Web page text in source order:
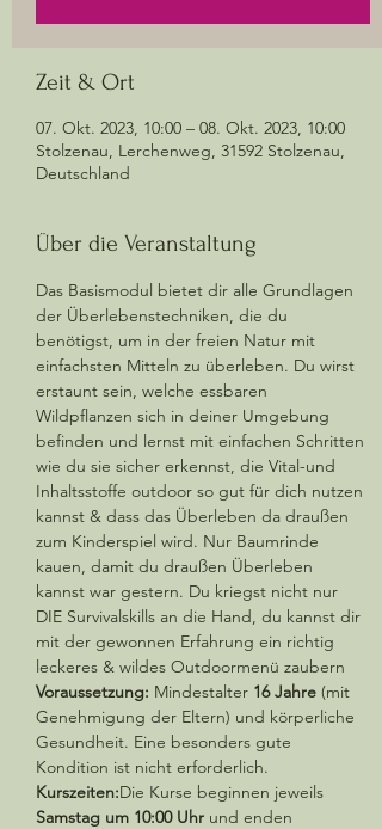
Zeit & Ort
07. Okt. 2023, 10:00 – 08. Okt. 2023, 10:00
Stolzenau, Lerchenweg, 31592 Stolzenau,
Deutschland
Über die Veranstaltung
Das Basismodul bietet dir alle Grundlagen
der Überlebenstechniken, die du
benötigst, um in der freien Natur mit
einfachsten Mitteln zu überleben. Du wirst
erstaunt sein, welche essbaren
Wildpflanzen sich in deiner Umgebung
befinden und lernst mit einfachen Schritten
wie du sie sicher erkennst, die Vital-und
Inhaltsstoffe outdoor so gut für dich nutzen
kannst & dass das Überleben da draußen
zum Kinderspiel wird. Nur Baumrinde
kauen, damit du draußen Überleben
kannst war gestern. Du kriegst nicht nur
DIE Survivalskills an die Hand, du kannst dir
mit der gewonnen Erfahrung ein richtig
leckeres & wildes Outdoormenü zaubern
Voraussetzung: Mindestalter 16 Jahre (mit
Genehmigung der Eltern) und körperliche
Gesundheit. Eine besonders gute
Kondition ist nicht erforderlich.
Kurszeiten:Die Kurse beginnen jeweils
Samstag um 10:00 Uhr und enden